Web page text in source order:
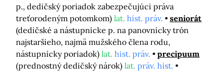
p., dedičský poriadok zabezpečujúci práva
treťorodeným potomkom) lat. hist. práv.
seniorát
(dedičské a nástupnícke p. na panovnícky trón
najstaršieho, najmä mužského člena rodu,
nástupnícky poriadok) lat. hist. práv.
precipuum
(prednostný dedičský nárok) lat. práv. hist.